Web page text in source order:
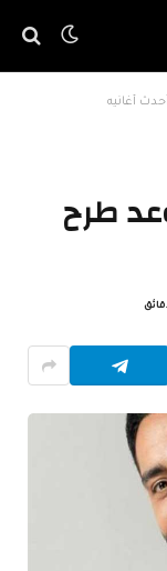
أغانيه
طرح